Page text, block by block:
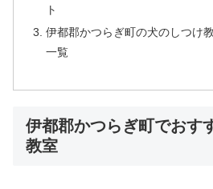
ト
伊都郡かつらぎ町の犬のしつけ
一覧
伊都郡かつらぎ町でおす
教室